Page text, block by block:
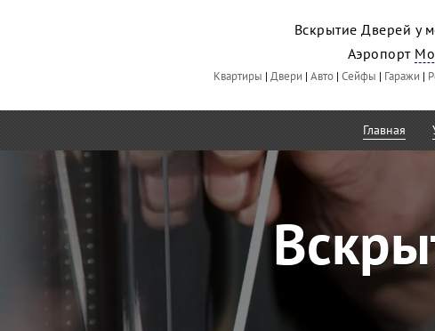
Вскрытие Дверей у
Аэропорт
Квартиры | Двери | Авто | Сейфы | Гаражи |
Главная